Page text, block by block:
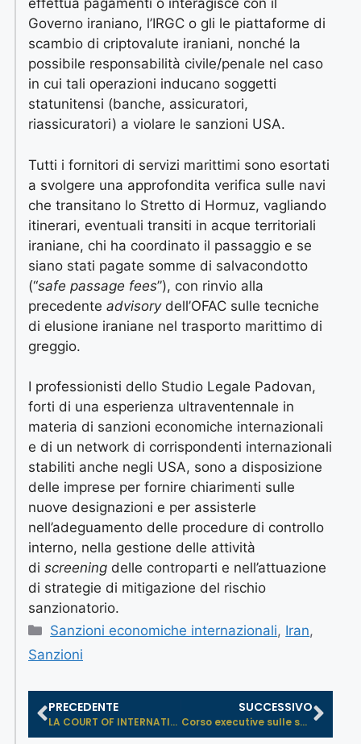
effettua pagamenti o interagisce con il
Governo iraniano, l’IRGC o gli le piattaforme di
scambio di criptovalute iraniani, nonché la
possibile responsabilità civile/penale nel caso
in cui tali operazioni inducano soggetti
statunitensi (banche, assicuratori,
riassicuratori) a violare le sanzioni USA.
Tutti i fornitori di servizi marittimi sono esortati
a svolgere una approfondita verifica sulle navi
che transitano lo Stretto di Hormuz, vagliando
itinerari, eventuali transiti in acque territoriali
iraniane, chi ha coordinato il passaggio e se
siano stati pagate somme di salvacondotto
(“safe passage fees”), con rinvio alla
precedente advisorydell’OFAC sulle tecniche
di elusione iraniane nel trasporto marittimo di
greggio.
I professionisti dello Studio Legale Padovan,
forti di una esperienza ultraventennale in
materia di sanzioni economiche internazionali
e di un network di corrispondenti internazionali
stabiliti anche negli USA, sono a disposizione
delle imprese per fornire chiarimenti sulle
nuove designazioni e per assisterle
nell’adeguamento delle procedure di controllo
interno, nella gestione delle attività
di screening delle controparti e nell’attuazione
di strategie di mitigazione del rischio
sanzionatorio.
Sanzioni economiche internazionali, Iran,
Sanzioni
PRECEDENTE
LA COURT OF INTERNATIONAL TRADE DIC...
SUCCESSIVO
Corso executive sulle sanzioni econ...